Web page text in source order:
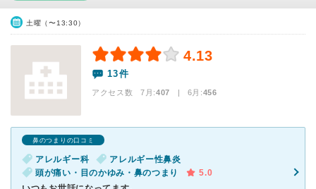
土曜（〜13:30）
4.13
13件
アクセス数 7月:407 | 6月:456
鼻のつまりの口コミ
アレルギー科
アレルギー性鼻炎
頭が痛い・目のかゆみ・鼻のつまり
5.0